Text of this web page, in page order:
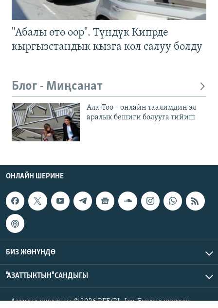
"Абалы өтө оор". Түндүк Кипрде
кыргызстандык кызга кол салуу болду
Блог - Миңсанат
Ала-Тоо – онлайн таалимдин эл
аралык бешиги болууга тийиш
ОНЛАЙН ШЕРИНЕ
БИЗ ЖӨНҮНДӨ
"АЗАТТЫКТЫН" САНДЫГЫ
Азаттык үналгысы © 2026 RFE/RL, Inc. Бардык укуктар